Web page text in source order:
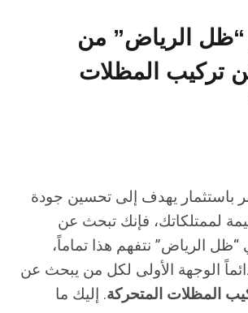
“ظل الرياض” من
تركيب المظلات
باستثمار يهدف إلى تحسين جودة
لممتلكاتك، فإنك تبحث عن
الرياض” نتفهم هذا تماماً،
الوجهة الأولى لكل من يبحث عن
المظلات المتحركة. إليك ما